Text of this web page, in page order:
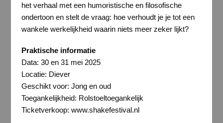
het verhaal met een humoristische en filosofische
ondertoon en stelt de vraag: hoe verhoudt je je tot een
wankele werkelijkheid waarin niets meer zeker lijkt?
Praktische informatie
Data: 30 en 31 mei 2025
Locatie: Diever
Geschikt voor: Jong en oud
Toegankelijkheid: Rolstoeltoegankelijk
Ticketverkoop: www.shakefestival.nl